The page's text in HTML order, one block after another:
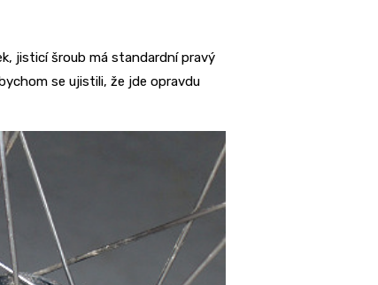
jisticí šroub má standardní pravý
se ujistili, že jde opravdu